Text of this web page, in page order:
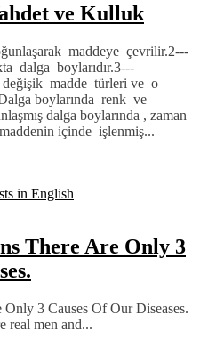
ve Kulluk
maddeye çevrilir.2---
dalga boylarıdır.3---
değişik madde türleri ve o
boylarında renk ve
dalga boylarında , zaman
içinde işlenmiş...
in English
There Are Only 3
3 Causes Of Our Diseases.
real men and...